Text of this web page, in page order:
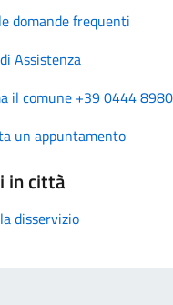
domande frequenti
Assistenza
il comune +39 0444
un appuntamento
in città
disservizio